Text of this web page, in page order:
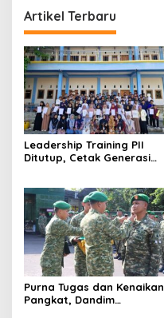
Artikel Terbaru
Leadership Training PII
Ditutup, Cetak Generasi
Zaman
Purna Tugas dan Kenaikan
Pangkat, Dandim